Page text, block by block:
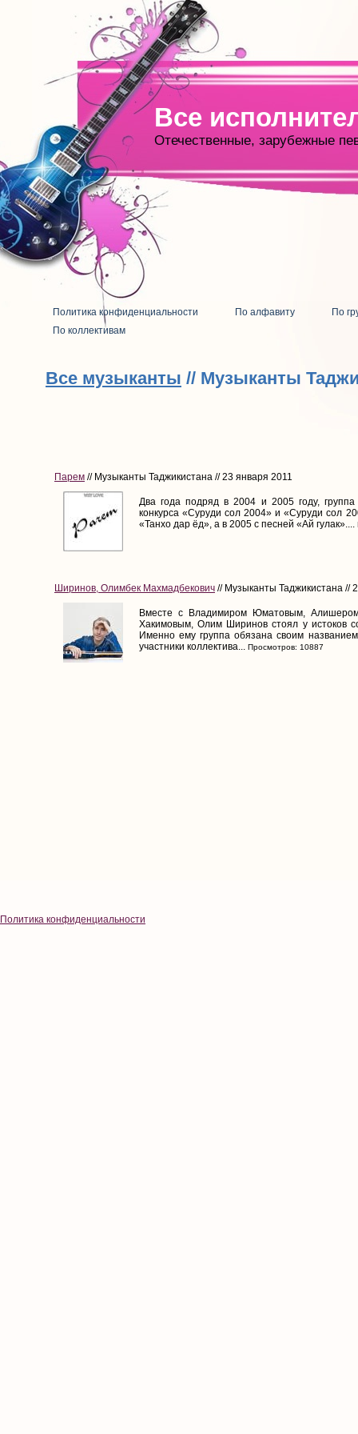
Все
Отечественные, зарубежные
Политика конфиденциальности По алфавиту
По
По коллективам
Все музыканты // Музыканты
Парем // Музыканты Таджикистана // 23 января 2011
Два года подряд в 2004 и 2005 году, группа
конкурса «Суруди сол 2004» и «Суруди сол
«Танхо дар ёд», а в 2005 с песней «Ай гулак»....
Ширинов, Олимбек Махмадбекович // Музыканты Таджикистана //
Вместе с Владимиром Юматовым,
Хакимовым, Олим Ширинов стоял у истоков
Именно ему группа обязана своим
участники коллектива... Просмотров: 10887
Политика конфиденциальности